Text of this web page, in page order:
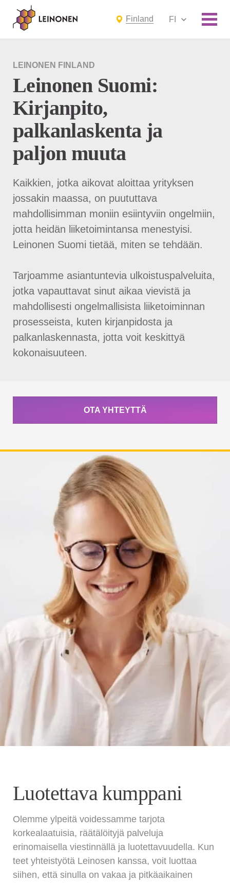
Finland FI
LEINONEN FINLAND
Leinonen Suomi:
Kirjanpito,
palkanlaskenta ja
paljon muuta
Kaikkien, jotka aikovat aloittaa yrityksen
jossakin maassa, on puututtava
mahdollisimman moniin esiintyviin ongelmiin,
jotta heidän liiketoimintansa menestyisi.
Leinonen Suomi tietää, miten se tehdään.
Tarjoamme asiantuntevia ulkoistuspalveluita,
jotka vapauttavat sinut aikaa vievistä ja
mahdollisesti ongelmallisista liiketoiminnan
prosesseista, kuten kirjanpidosta ja
palkanlaskennasta, jotta voit keskittyä
kokonaisuuteen.
OTA YHTEYTTÄ
Luotettava kumppani
Olemme ylpeitä voidessamme tarjota
korkealaatuisia, räätälöityjä palveluja
erinomaisella viestinnällä ja luotettavuudella. Kun
teet yhteistyötä Leinosen kanssa, voit luottaa
siihen, että sinulla on vakaa ja pitkäaikainen